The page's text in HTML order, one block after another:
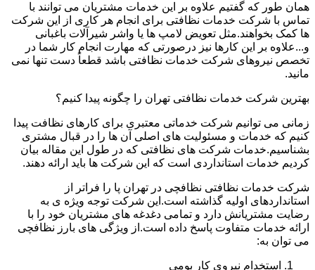
همان طور که گفتیم علاوه بر این خدمات مشتریان می توانند با
تماس با شرکت خدمات نظافتی برای انجام هر کاری از این شرکت
ها کمک بخواهند.مثل تعویض لامپ ها یا واشر شیرآلات باغبانی
و...علاوه بر این کارها نیز درصورتی که مهارت انجام کار شما در
تخصص نیروهای شرکت خدمات نظافتی باشد قطعاً دست تنها نمی
مانید.
بهترین شرکت خدمات نظافتی تهران را چگونه پیدا کنیم؟
زمانی می توانیم شرکت خدماتی معتبری برای کارهای نظافت پیدا
کنیم که خدمات و مسئولیت های اصلی آن ها را در قبال مشتری
بشناسیم.خدمات شرکت های نظافتی که در طول این مقاله بیان
کردیم خدمات استانداردی است که این شرکت ها باید ارائه دهند.
شرکت خدمات نظافتی نظافچی در تهران پا را فراتر از
استانداردهای اولیه گذاشته است.این شرکت توجه ویژه ی به
رضایت مشتریانش دارد و تمامی دغدغه های مشتریان خود را با
ارائه خدمات متفاوت پاسخ داده است.از ویژگی های بارز نظافچی
می توان به:
استخدام نیروی کار بومی